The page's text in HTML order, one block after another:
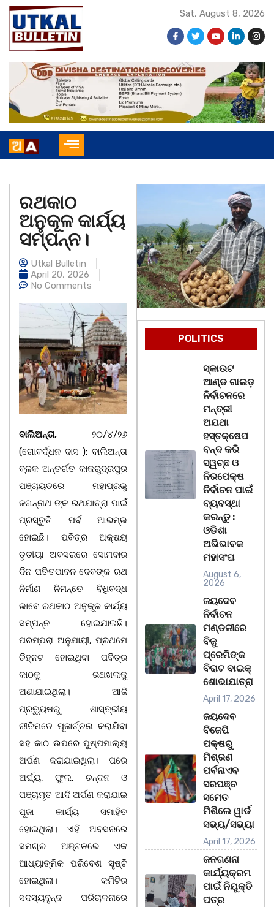
Sat, August 8, 2026
ରଥକାଠ
ଅନୁକୂଳ କାର୍ଯ୍ୟ
ସମ୍ପନ୍ନ।
Utkal Bulletin
April 20, 2026
No Comments
ବାଲିଅନ୍ତା, ୨୦/୪/୨୬
(ଗୋବର୍ଦ୍ଧନ ଦାସ ): ବାଲିଅନ୍ତା
ବ୍ଳକ ଅନ୍ତର୍ଗତ କାକରୁଦ୍ରପୁର
ପଞ୍ଚାୟତରେ ମହାପ୍ରଭୁ
ଜଗନ୍ନାଥ ଙ୍କ ରଥଯାତ୍ରା ପାଇଁ
ପ୍ରସ୍ତୁତି ପର୍ବ ଆରମ୍ଭ
ହୋଇଛି। ପବିତ୍ର ଅକ୍ଷୟ
ତୃତୀୟା ଅବସରରେ ସୋମବାର
ଦିନ ପତିତପାବନ ଦେବଙ୍କ ରଥ
ନିର୍ମାଣ ନିମନ୍ତେ ବିଧିବଦ୍ଧ
ଭାବେ ରଥକାଠ ଅନୁକୂଳ କାର୍ଯ୍ୟ
ସମ୍ପନ୍ନ ହୋଇଯାଇଛି।
ପରମ୍ପରା ଅନୁଯାୟୀ, ପ୍ରଥମେ
ଚିହ୍ନଟ ହୋଇଥିବା ପବିତ୍ର
କାଠକୁ ରଥଖଳାକୁ
ଅଣାଯାଇଥିଲା। ଆଜି
ପ୍ରତ୍ୟୁଷରୁ ଶାସ୍ତ୍ରୀୟ
ରୀତିମତେ ପୂଜାର୍ଚ୍ଚନା କରାଯିବା
ସହ କାଠ ଉପରେ ପୁଷ୍ପମାଲ୍ୟ
ଅର୍ପଣ କରାଯାଇଥିଲା। ପରେ
ଅର୍ଘ୍ୟ, ଫୁଲ, ଚନ୍ଦନ ଓ
ପଞ୍ଚାମୃତ ଆଦି ଅର୍ପଣ କରାଯାଇ
ପୂଜା କାର୍ଯ୍ୟ ସମାହିତ
ହୋଇଥିଲା। ଏହି ଅବସରରେ
ସମଗ୍ର ଅଞ୍ଚଳରେ ଏକ
ଆଧ୍ୟାତ୍ମିକ ପରିବେଶ ସୃଷ୍ଟି
ହୋଇଥିଲା। କମିଟିର
ସଦସ୍ୟବୃନ୍ଦ ପରିଚାଳନାରେ
POLITICS
ସ୍କାଉଟ
ଆଣ୍ଡ ଗାଇଡ଼
ନିର୍ବାଚନରେ
ମନ୍ତ୍ରୀ
ଅଯଥା
ହସ୍ତକ୍ଷେପ
ବନ୍ଦ କରି
ସ୍ୱଚ୍ଛ ଓ
ନିରପେକ୍ଷ
ନିର୍ବାଚନ ପାଇଁ
ବ୍ୟବସ୍ଥା
କରନ୍ତୁ :
ଓଡିଶା
ଅଭିଭାବକ
ମହାସଂଘ
August 6,
2026
ଜୟଦେବ
ନିର୍ବାଚନ
ମଣ୍ଡଳୀରେ
ବିଜୁ
ପ୍ରେମିଙ୍କ
ବିରାଟ ବାଇକ୍
ଶୋଭାଯାତ୍ରା
April 17, 2026
ଜୟଦେବ
ବିଜେପି
ପକ୍ଷରୁ
ମିଶ୍ରଣ
ପର୍ବନାଏବ
ସରପଞ୍ଚ
ସମେତ
ମିଶିଲେ ୱାର୍ଡ
ସଭ୍ୟ/ସଭ୍ୟା
April 17, 2026
ଜନଗଣନା
କାର୍ଯ୍ୟକ୍ରମ
ପାଇଁ ନିଯୁକ୍ତି
ପତ୍ର